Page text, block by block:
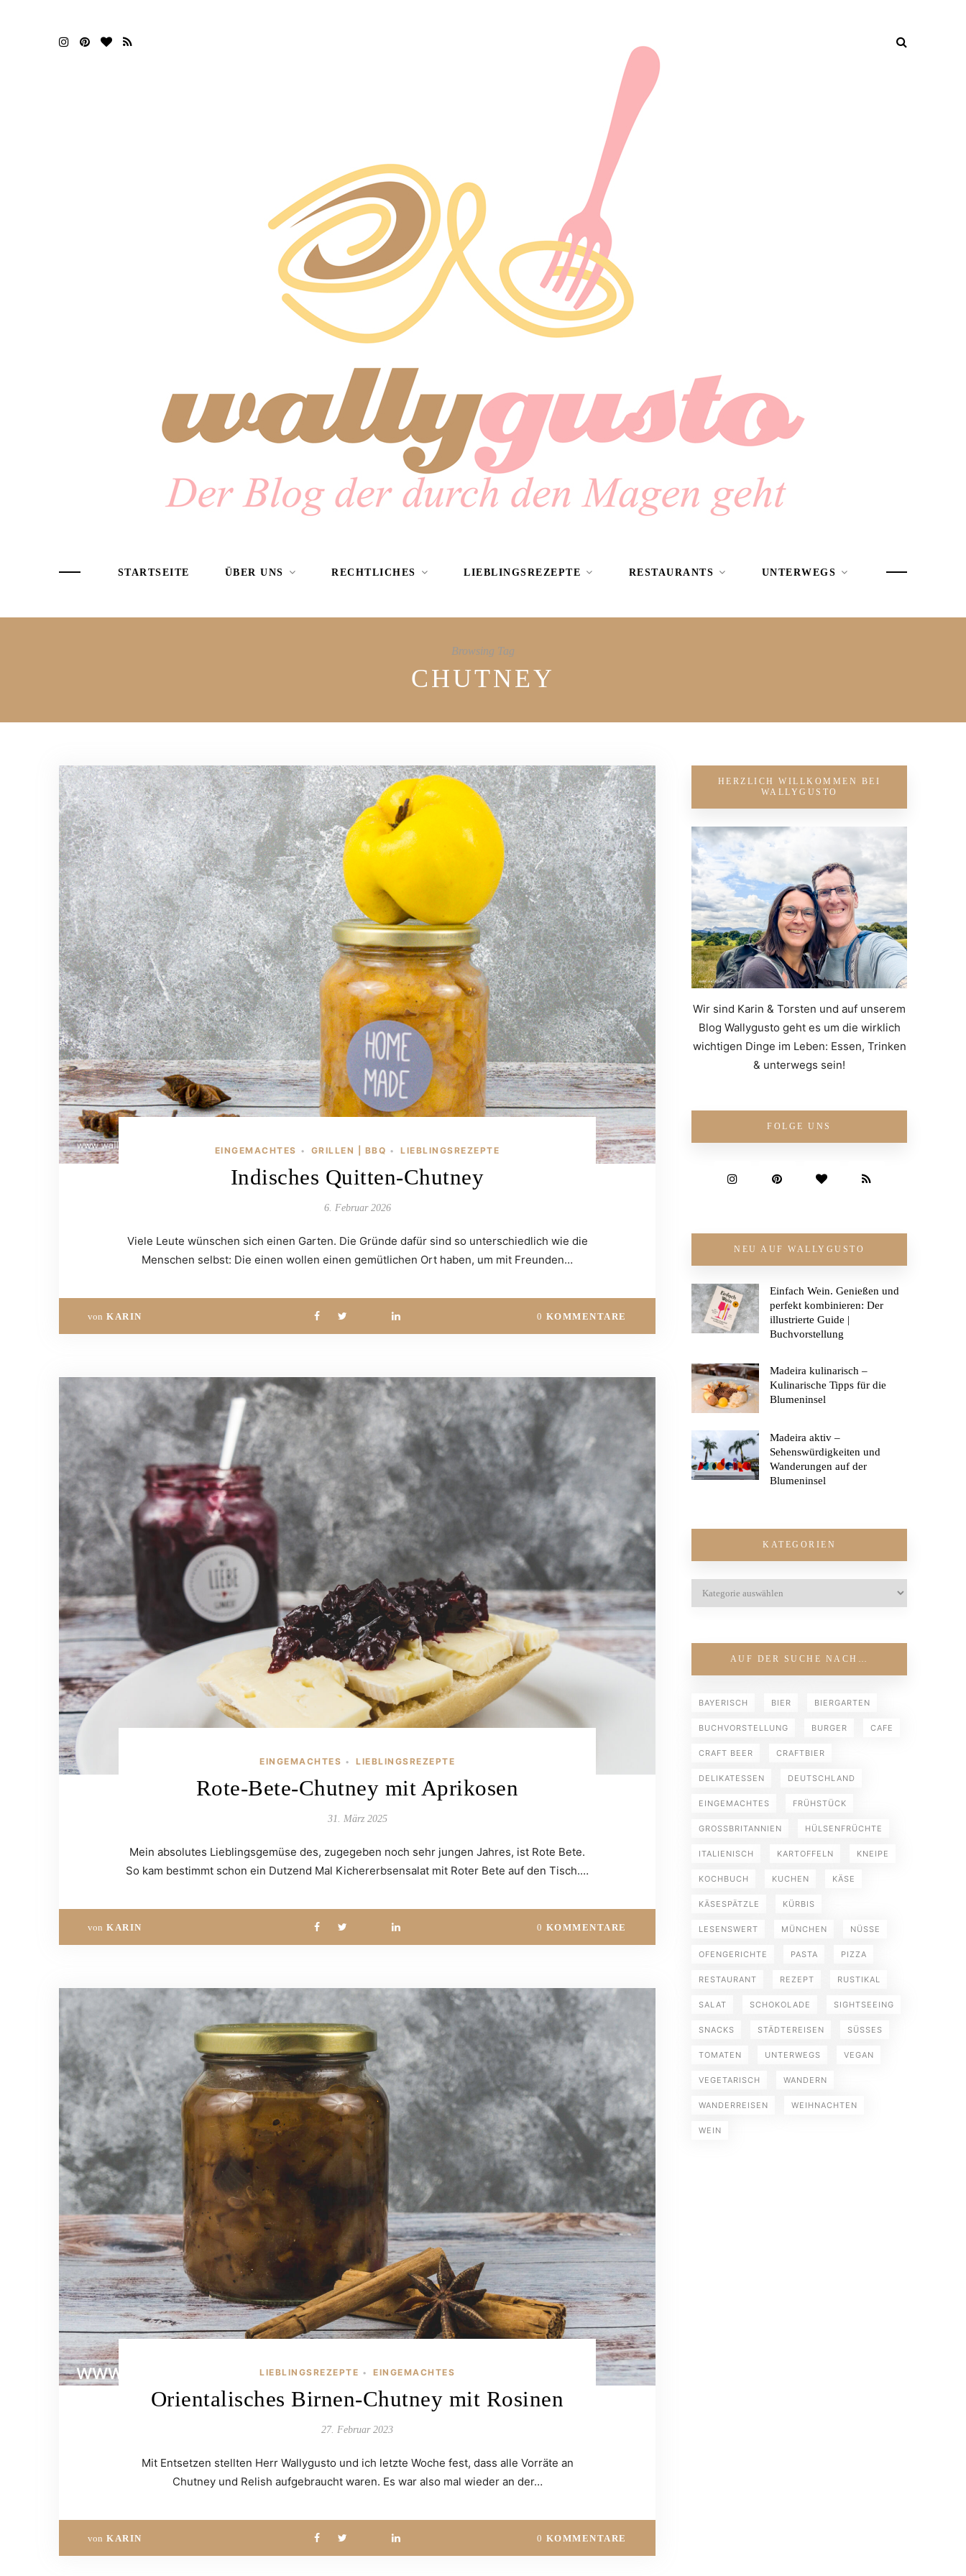
STARTSEITE ÜBER UNS RECHTLICHES LIEBLINGSREZEPTE RESTAURANTS UNTERWEGS
Browsing Tag
CHUTNEY
EINGEMACHTES • GRILLEN | BBQ • LIEBLINGSREZEPTE
Indisches Quitten-Chutney
6. Februar 2026
Viele Leute wünschen sich einen Garten. Die Gründe dafür sind so unterschiedlich wie die
Menschen selbst: Die einen wollen einen gemütlichen Ort haben, um mit Freunden…
von KARIN 0 KOMMENTARE
EINGEMACHTES • LIEBLINGSREZEPTE
Rote-Bete-Chutney mit Aprikosen
31. März 2025
Mein absolutes Lieblingsgemüse des, zugegeben noch sehr jungen Jahres, ist Rote Bete.
So kam bestimmt schon ein Dutzend Mal Kichererbsensalat mit Roter Bete auf den Tisch.…
von KARIN 0 KOMMENTARE
LIEBLINGSREZEPTE • EINGEMACHTES
Orientalisches Birnen-Chutney mit Rosinen
27. Februar 2023
Mit Entsetzen stellten Herr Wallygusto und ich letzte Woche fest, dass alle Vorräte an
Chutney und Relish aufgebraucht waren. Es war also mal wieder an der…
von KARIN 0 KOMMENTARE
HERZLICH WILLKOMMEN BEI
WALLYGUSTO
Wir sind Karin & Torsten und auf unserem
Blog Wallygusto geht es um die wirklich
wichtigen Dinge im Leben: Essen, Trinken
& unterwegs sein!
FOLGE UNS
NEU AUF WALLYGUSTO
Einfach Wein. Genießen und
perfekt kombinieren: Der
illustrierte Guide |
Buchvorstellung
Madeira kulinarisch –
Kulinarische Tipps für die
Blumeninsel
Madeira aktiv –
Sehenswürdigkeiten und
Wanderungen auf der
Blumeninsel
KATEGORIEN
AUF DER SUCHE NACH…
BAYERISCH BIER BIERGARTEN
BUCHVORSTELLUNG BURGER CAFE
CRAFT BEER CRAFTBIER
DELIKATESSEN DEUTSCHLAND
EINGEMACHTES FRÜHSTÜCK
GROSSBRITANNIEN HÜLSENFRÜCHTE
ITALIENISCH KARTOFFELN KNEIPE
KOCHBUCH KUCHEN KÄSE
KÄSESPÄTZLE KÜRBIS
LESENSWERT MÜNCHEN NÜSSE
OFENGERICHTE PASTA PIZZA
RESTAURANT REZEPT RUSTIKAL
SALAT SCHOKOLADE SIGHTSEEING
SNACKS STÄDTEREISEN SÜSSES
TOMATEN UNTERWEGS VEGAN
VEGETARISCH WANDERN
WANDERREISEN WEIHNACHTEN
WEIN